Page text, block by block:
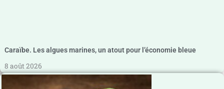
Caraïbe. Les algues marines, un atout pour l’économie bleue
8 août 2026